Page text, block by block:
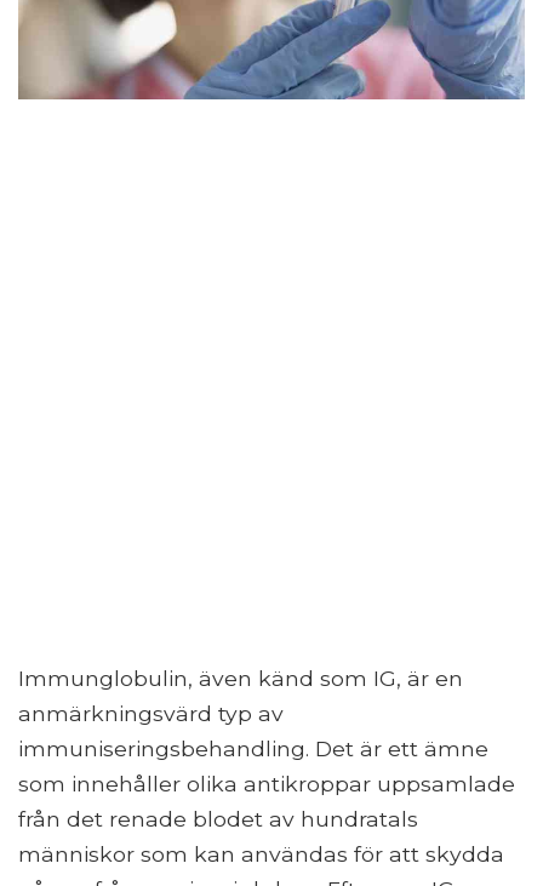
Immunglobulin, även känd som IG, är en
anmärkningsvärd typ av
immuniseringsbehandling. Det är ett ämne
som innehåller olika antikroppar uppsamlade
från det renade blodet av hundratals
människor som kan användas för att skydda